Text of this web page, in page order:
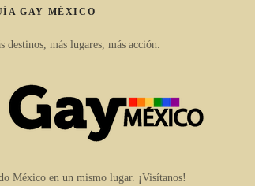
GAY MÉXICO
destinos, más lugares, más acción.
México en un mismo lugar. ¡Visítanos!